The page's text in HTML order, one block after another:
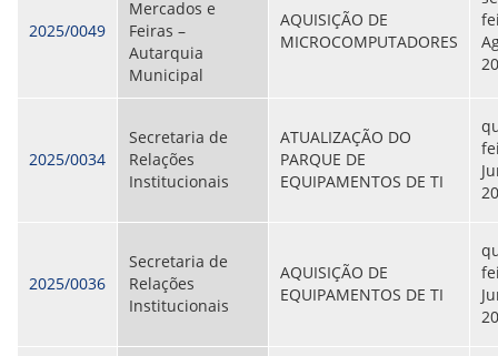
2025/0049
Mercados e
Feiras –
Autarquia
Municipal
AQUISIÇÃO DE
MICROCOMPUTADORES
2025/0034
Secretaria de
Relações
Institucionais
ATUALIZAÇÃO DO
PARQUE DE
EQUIPAMENTOS DE TI
2025/0036
Secretaria de
Relações
Institucionais
AQUISIÇÃO DE
EQUIPAMENTOS DE TI